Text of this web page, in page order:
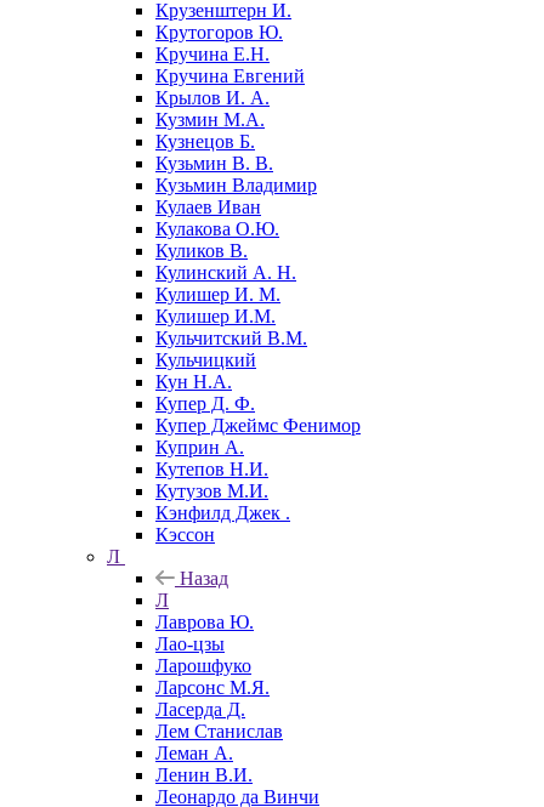
Крузенштерн И.
Крутогоров Ю.
Кручина Е.Н.
Кручина Евгений
Крылов И. А.
Кузмин М.А.
Кузнецов Б.
Кузьмин В. В.
Кузьмин Владимир
Кулаев Иван
Кулакова О.Ю.
Куликов В.
Кулинский А. Н.
Кулишер И. М.
Кулишер И.М.
Кульчитский В.М.
Кульчицкий
Кун Н.А.
Купер Д. Ф.
Купер Джеймс Фенимор
Куприн А.
Кутепов Н.И.
Кутузов М.И.
Кэнфилд Джек .
Кэссон
Л
Назад
Л
Лаврова Ю.
Лао-цзы
Ларошфуко
Ларсонс М.Я.
Ласерда Д.
Лем Станислав
Леман А.
Ленин В.И.
Леонардо да Винчи